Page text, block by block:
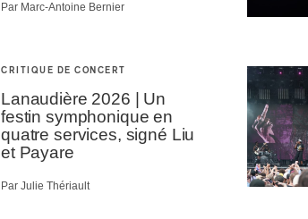
Par Marc-Antoine Bernier
CRITIQUE DE CONCERT
Lanaudière 2026 | Un
festin symphonique en
quatre services, signé Liu
et Payare
Par Julie Thériault